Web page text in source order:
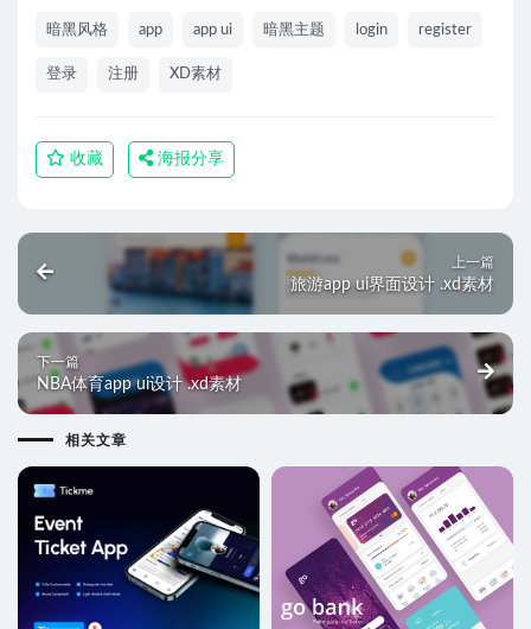
暗黑风格 app app ui 暗黑主题 login register
登录 注册 XD素材
收藏 海报分享
上一篇
旅游app ui界面设计 .xd素材
下一篇
NBA体育app ui设计 .xd素材
相关文章